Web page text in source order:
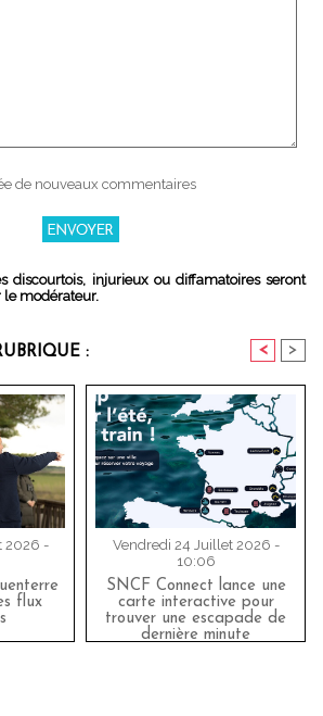
de nouveaux commentaires
discourtois, injurieux ou diffamatoires seront
le modérateur.
: < >
2026 -
flux
Vendredi 24 Juillet 2026 -
10:06
SNCF Connect lance une
carte interactive pour
trouver une escapade de
dernière minute